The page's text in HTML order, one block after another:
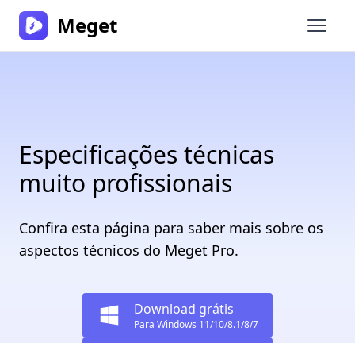
Abrir
Meget
Especificações técnicas
muito profissionais
Confira esta página para saber mais sobre os
aspectos técnicos do Meget Pro.
Download grátis
Para Windows 11/10/8.1/8/7